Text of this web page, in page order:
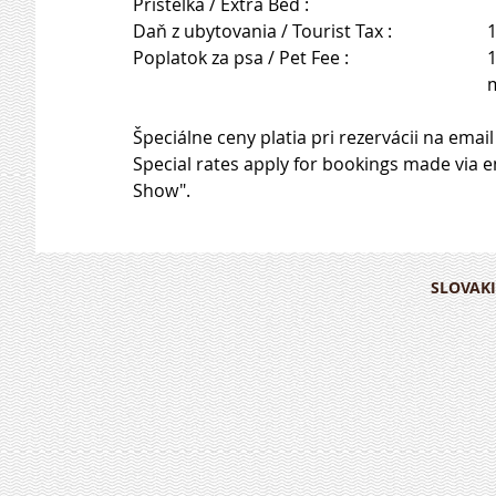
Špeciálne ceny platia pri rezervácii na
Special rates apply for bookings made via
Show".